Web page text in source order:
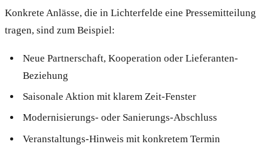
Konkrete Anlässe, die in Lichterfelde eine Pressemitteilung
tragen, sind zum Beispiel:
Neue Partnerschaft, Kooperation oder Lieferanten-
Beziehung
Saisonale Aktion mit klarem Zeit-Fenster
Modernisierungs- oder Sanierungs-Abschluss
Veranstaltungs-Hinweis mit konkretem Termin